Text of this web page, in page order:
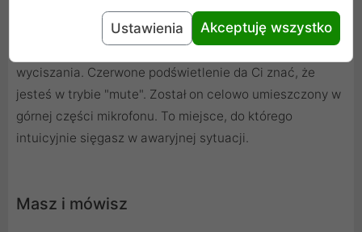
ogarnie. Jeśli na przykład poczujesz, że za moment
wyciszania. Czerwone podświetlenie da Ci znać, że
jesteś w trybie "mute". Został on celowo umieszczony w
górnej części mikrofonu. To miejsce, do którego
intuicyjnie sięgasz w awaryjnej sytuacji.
Masz i mówisz
Ustawienia Akceptuję wszystko